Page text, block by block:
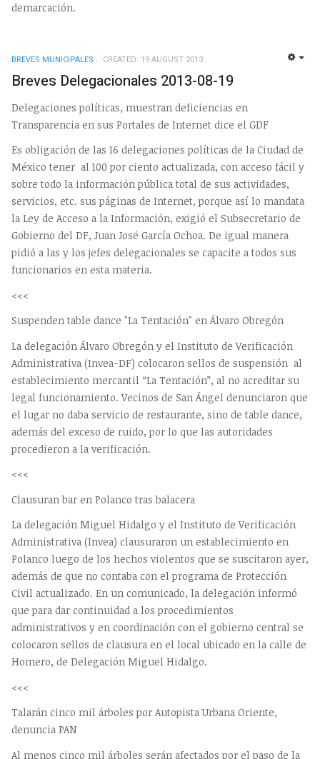
demarcación.
BREVES MUNICIPALES CREATED: 19 AUGUST 2013
Breves Delegacionales 2013-08-19
Delegaciones políticas, muestran deficiencias en
Transparencia en sus Portales de Internet dice el GDF
Es obligación de las 16 delegaciones políticas de la Ciudad de
México tener al 100 por ciento actualizada, con acceso fácil y
sobre todo la información pública total de sus actividades,
servicios, etc. sus páginas de Internet, porque así lo mandata
la Ley de Acceso a la Información, exigió el Subsecretario de
Gobierno del DF, Juan José García Ochoa. De igual manera
pidió a las y los jefes delegacionales se capacite a todos sus
funcionarios en esta materia.
<<<
Suspenden table dance "La Tentación" en Álvaro Obregón
La delegación Álvaro Obregón y el Instituto de Verificación
Administrativa (Invea-DF) colocaron sellos de suspensión al
establecimiento mercantil “La Tentación”, al no acreditar su
legal funcionamiento. Vecinos de San Ángel denunciaron que
el lugar no daba servicio de restaurante, sino de table dance,
además del exceso de ruido, por lo que las autoridades
procedieron a la verificación.
<<<
Clausuran bar en Polanco tras balacera
La delegación Miguel Hidalgo y el Instituto de Verificación
Administrativa (Invea) clausuraron un establecimiento en
Polanco luego de los hechos violentos que se suscitaron ayer,
además de que no contaba con el programa de Protección
Civil actualizado. En un comunicado, la delegación informó
que para dar continuidad a los procedimientos
administrativos y en coordinación con el gobierno central se
colocaron sellos de clausura en el local ubicado en la calle de
Homero, de Delegación Miguel Hidalgo.
<<<
Talarán cinco mil árboles por Autopista Urbana Oriente,
denuncia PAN
Al menos cinco mil árboles serán afectados por el paso de la